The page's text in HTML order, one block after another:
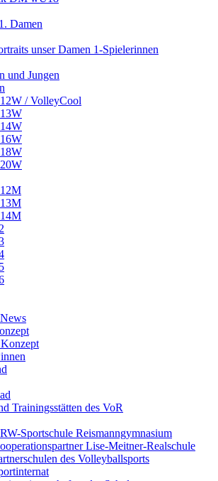
Damen
unser Damen 1-Spielerinnen
und Jungen
/ VolleyCool
Trainingsstätten des VoR
Sportschule Reismanngymnasium
Lise-Meitner-Realschule
des Volleyballsports